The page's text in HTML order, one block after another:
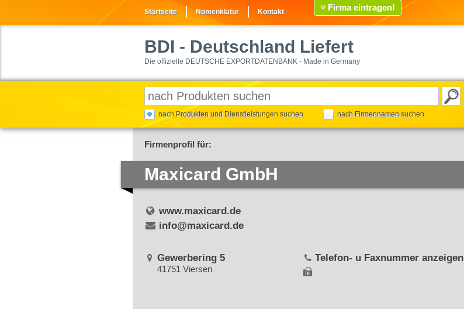
Startseite Nomenklatur Kontakt Firma eintragen!
BDI - Deutschland Liefert
Die offizielle DEUTSCHE EXPORTDATENBANK - Made in Germany
nach Produkten und Dienstleistungen suchen nach Firmennamen suchen
Firmenprofil für:
Maxicard GmbH
www.maxicard.de
info@maxicard.de
Gewerbering 5
41751 Viersen
Telefon- u Faxnummer anzeigen